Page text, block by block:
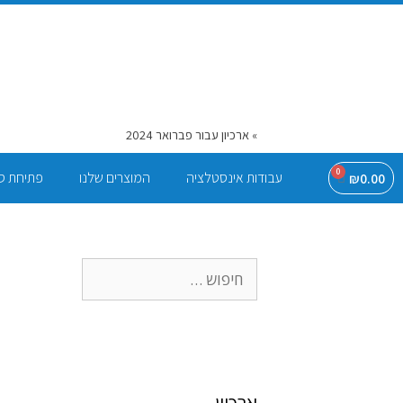
» ארכיון עבור פברואר 2024
₪0.00
0 עבודות אינסטלציה המוצרים שלנו פתיחת